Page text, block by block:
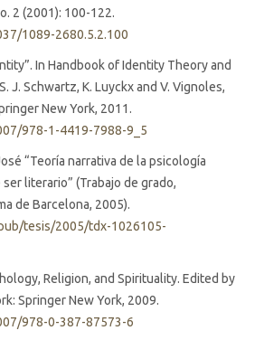
2 (2001): 100-122.
1089-2680.5.2.100
In Handbook of Identity Theory and
J. Schwartz, K. Luyckx and V. Vignoles,
New York, 2011.
978-1-4419-7988-9_5
“Teoría narrativa de la psicología
literario” (Trabajo de grado,
de Barcelona, 2005).
tesis/2005/tdx-1026105-
Religion, and Spirituality. Edited by
Springer New York, 2009.
978-0-387-87573-6